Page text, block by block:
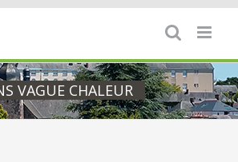
VAGUE CHALEUR